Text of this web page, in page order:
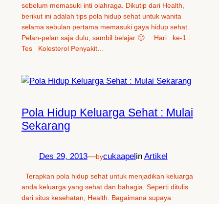
sebelum memasuki inti olahraga. Dikutip dari Health,
berikut ini adalah tips pola hidup sehat untuk wanita
selama sebulan pertama memasuki gaya hidup sehat.
Pelan-pelan saja dulu, sambil belajar 🙂 Hari ke-1 :
Tes Kolesterol Penyakit…
Pola Hidup Keluarga Sehat : Mulai
Sekarang
Des 29, 2013—bycukaapelin Artikel
Terapkan pola hidup sehat untuk menjadikan keluarga
anda keluarga yang sehat dan bahagia. Seperti ditulis
dari situs kesehatan, Health. Bagaimana supaya